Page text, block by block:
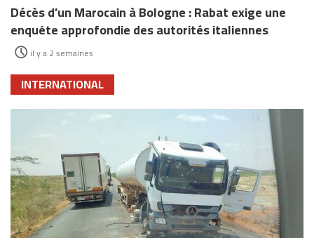
Décès d’un Marocain à Bologne : Rabat exige une
enquête approfondie des autorités italiennes
il y a 2 semaines
INTERNATIONAL